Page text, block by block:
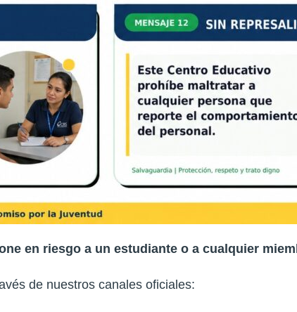
en riesgo a un estudiante o a cualquier
de nuestros canales oficiales: